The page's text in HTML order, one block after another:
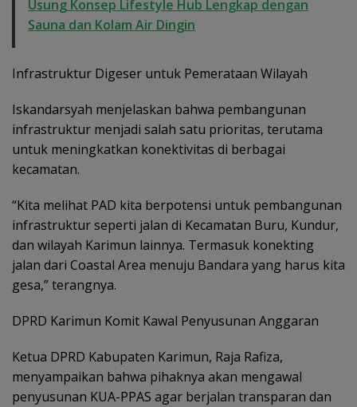
Usung Konsep Lifestyle Hub Lengkap dengan
Sauna dan Kolam Air Dingin
Infrastruktur Digeser untuk Pemerataan Wilayah
Iskandarsyah menjelaskan bahwa pembangunan
infrastruktur menjadi salah satu prioritas, terutama
untuk meningkatkan konektivitas di berbagai
kecamatan.
“Kita melihat PAD kita berpotensi untuk pembangunan
infrastruktur seperti jalan di Kecamatan Buru, Kundur,
dan wilayah Karimun lainnya. Termasuk konekting
jalan dari Coastal Area menuju Bandara yang harus kita
gesa,” terangnya.
DPRD Karimun Komit Kawal Penyusunan Anggaran
Ketua DPRD Kabupaten Karimun, Raja Rafiza,
menyampaikan bahwa pihaknya akan mengawal
penyusunan KUA-PPAS agar berjalan transparan dan